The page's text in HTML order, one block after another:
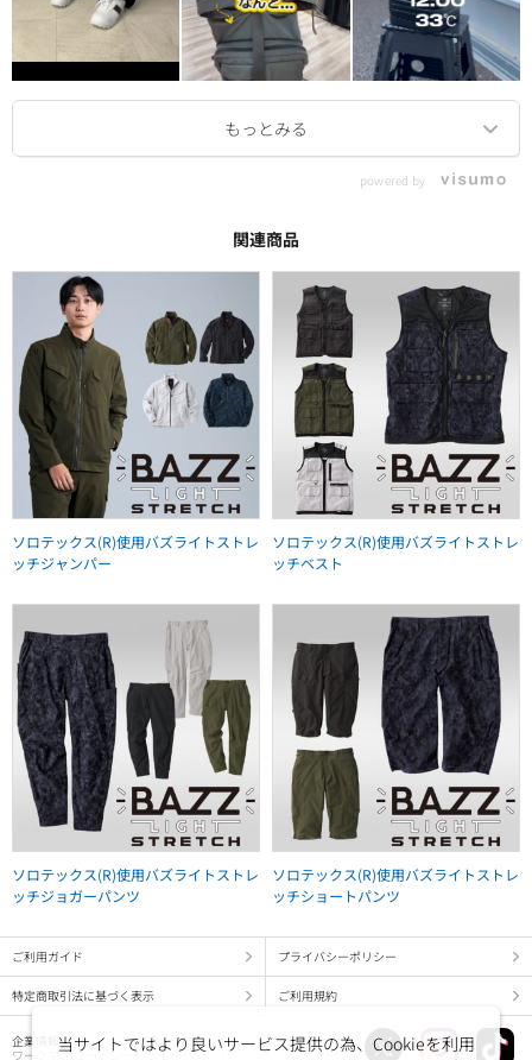
powered by
関連商品
ソロテックス(R)使用バズライトストレ
ッチジャンパー
ソロテックス(R)使用バズライトストレ
ッチベスト
ソロテックス(R)使用バズライトストレ
ッチジョガーパンツ
ソロテックス(R)使用バズライトストレ
ッチショートパンツ
ご利用ガイド プライバシーポリシー
特定商取引法に基づく表示 ご利用規約
企業情報
ワークマン コーポレートサイト
当サイトではより良いサービス提供の為、Cookieを利用